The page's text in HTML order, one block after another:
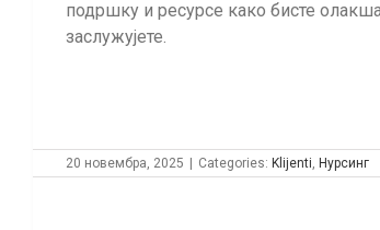
подршку и ресурсе како бисте
заслужујете.
20 новембра, 2025 Categories: Klijenti, Нурсинг